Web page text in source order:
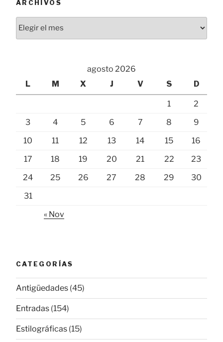
ARCHIVOS
agosto 2026
L
M X J V S D
1
2
3
4 5 6 7 8
9
10
11 12 13 14 15
16
17
18 19 20 21 22
23
24
25 26 27 28 29
30
31
« Nov
CATEGORÍAS
Antigüedades (45)
Entradas (154)
Estilográficas (15)